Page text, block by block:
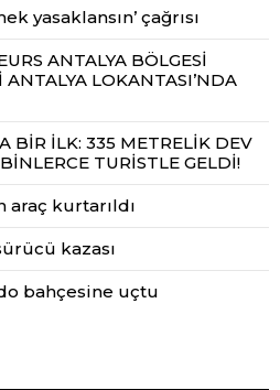
yasaklansın’ çağrısı
ANTALYA BÖLGESİ
ANTALYA LOKANTASI’NDA
BİR İLK: 335 METRELİK DEV
TURİSTLE GELDİ!
araç kurtarıldı
kazası
bahçesine uçtu